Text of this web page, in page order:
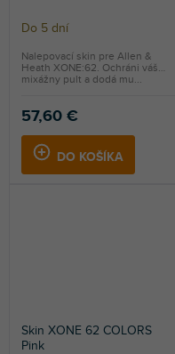
Do 5 dní
57,60 €
DO KOŠÍKA
Nalepovací skin pre Allen &
Heath XONE:62. Ochráni váš
mixážny pult a dodá mu...
Skin XONE 62 COLORS
Pink